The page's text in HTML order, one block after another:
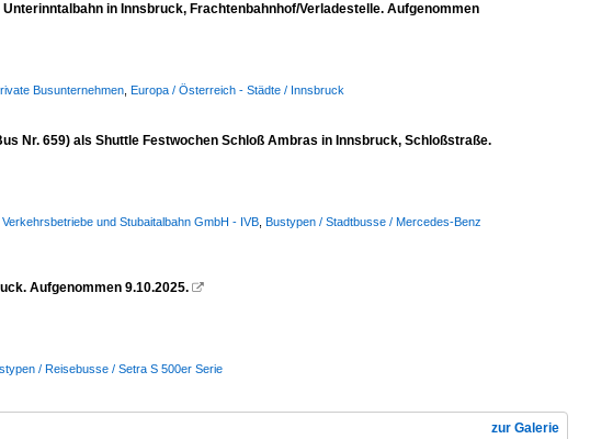
in Innsbruck, Frachtenbahnhof/Verladestelle. Aufgenommen
Busunternehmen Europa / Österreich - Städte / Innsbruck
Nr. 659) als Shuttle Festwochen Schloß Ambras in Innsbruck, Schloßstraße.
und Stubaitalbahn GmbH - IVB Bustypen / Stadtbusse / Mercedes-Benz
Aufgenommen 9.10.2025. 
/ Reisebusse / Setra S 500er Serie
zur Galerie